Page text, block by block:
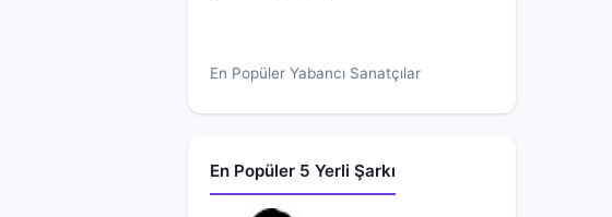
En Popüler Yabancı Sanatçılar
En Popüler 5 Yerli Şarkı